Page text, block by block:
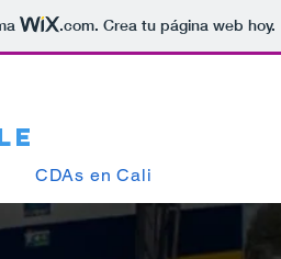
.com. Crea tu página web hoy.
CDAs en Cali